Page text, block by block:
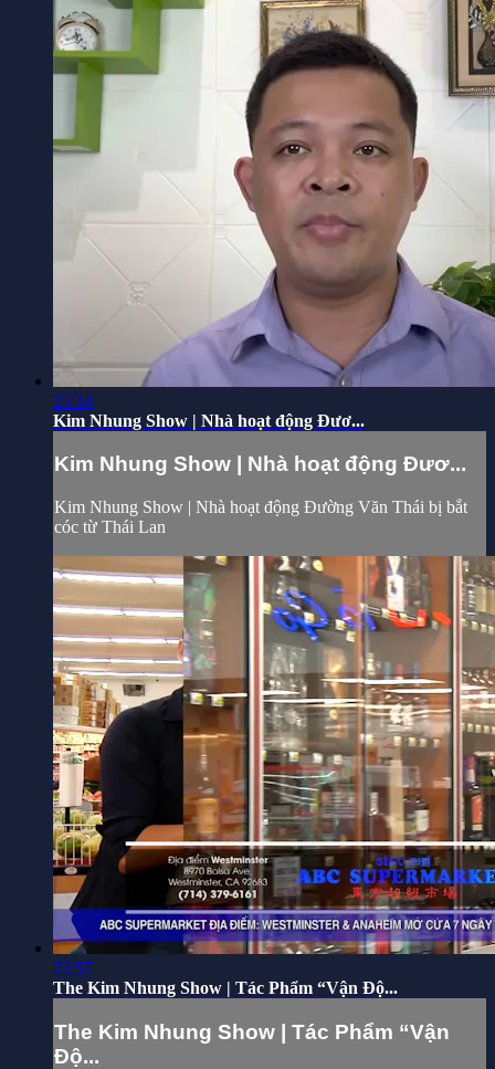
25:34
Kim Nhung Show | Nhà hoạt động Đươ...
Kim Nhung Show | Nhà hoạt động Đươ...
Kim Nhung Show | Nhà hoạt động Đường Văn Thái bị bắt
cóc từ Thái Lan
22:57
The Kim Nhung Show | Tác Phẩm “Vận Độ...
The Kim Nhung Show | Tác Phẩm “Vận
Độ...